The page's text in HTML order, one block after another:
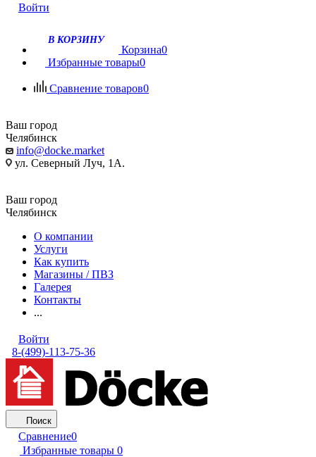
Войти
В КОРЗИНУ
Корзина0
Избранные товары0
Сравнение товаров0
Ваш город
Челябинск
info@docke.market
ул. Северный Луч, 1А.
Ваш город
Челябинск
О компании
Услуги
Как купить
Магазины / ПВЗ
Галерея
Контакты
...
Войти
8-(499)-113-75-36
Поиск
Сравнение0
Избранные товары 0